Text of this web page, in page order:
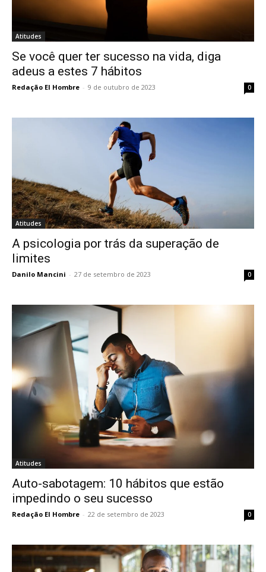
Atitudes
Se você quer ter sucesso na vida, diga
adeus a estes 7 hábitos
Redação El Hombre - 9 de outubro de 2023 0
Atitudes
A psicologia por trás da superação de
limites
Danilo Mancini - 27 de setembro de 2023 0
Atitudes
Auto-sabotagem: 10 hábitos que estão
impedindo o seu sucesso
Redação El Hombre - 22 de setembro de 2023 0